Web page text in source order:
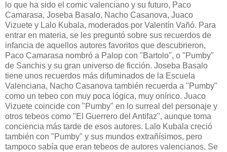
lo que ha sido el comic valenciano y su futuro, Paco
Camarasa, Joseba Basalo, Nacho Casanova, Juaco
Vizuete y Lalo Kubala, moderados por Valentín Vañó. Para
entrar en materia, se les preguntó sobre sus recuerdos de
infancia de aquellos autores favoritos que descubrieron,
Paco Camarasa nombró a Palop con "Bartolo", o "Pumby"
de Sanchis y su gran universo de ficción. Joseba Basalo
tiene unos recuerdos más difuminados de la Escuela
Valenciana, Nacho Casanova también recuerda a "Pumby"
como un tebeo con muy poca lógica, muy onírico. Juaco
Vizuete coincide con "Pumby" en lo surreal del personaje y
otros tebeos como "El Guerrero del Antifaz", aunque toma
conciencia más tarde de esos autores. Lalo Kubala creció
también con "Pumby" y sus mundos extrañísimos, pero
tampoco sabía que eran tebeos de autores valencianos. Se